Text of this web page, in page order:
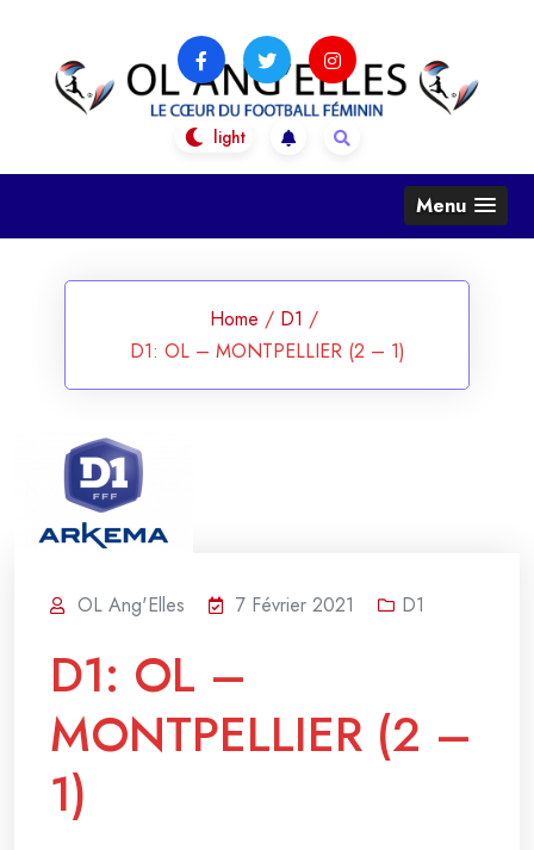
content
OL Ang'Elles
Le coeur du football féminin
Menu
Home / D1 /
D1: OL – MONTPELLIER (2 – 1)
OL Ang'Elles 7 Février 2021 D1
D1: OL –
MONTPELLIER (2 –
1)